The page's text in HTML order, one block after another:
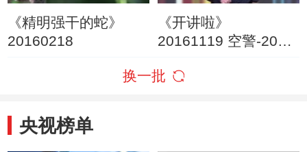
《精明强干的蛇》
20160218
《开讲啦》
20161119 空警-2000
民族脊梁
换一批
央视榜单